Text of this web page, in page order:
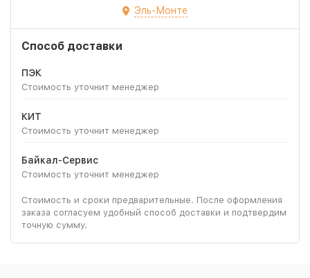
Эль-Монте
Способ доставки
ПЭК
Стоимость уточнит менеджер
КИТ
Стоимость уточнит менеджер
Байкал-Сервис
Стоимость уточнит менеджер
Стоимость и сроки предварительные. После оформления
заказа согласуем удобный способ доставки и подтвердим
точную сумму.